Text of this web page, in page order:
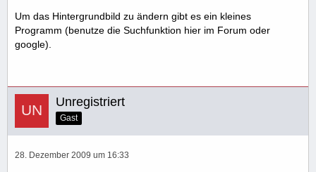
Um das Hintergrundbild zu ändern gibt es ein kleines
Programm (benutze die Suchfunktion hier im Forum oder
google).
Unregistriert
Gast
28. Dezember 2009 um 16:33